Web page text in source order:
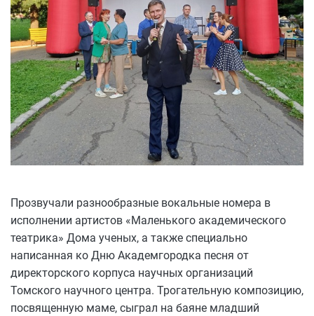
Прозвучали разнообразные вокальные номера в
исполнении артистов «Маленького академического
театрика» Дома ученых, а также специально
написанная ко Дню Академгородка песня от
директорского корпуса научных организаций
Томского научного центра. Трогательную композицию,
посвященную маме, сыграл на баяне младший